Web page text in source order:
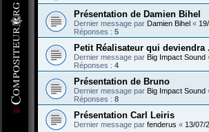
Présentation de Damien Bihel
Dernier message par Damien Bihel «
Réponses : 5
Petit Réalisateur qui deviendra
Dernier message par Big Impact Sound
Réponses : 4
Présentation de Bruno
Dernier message par Big Impact Sound
Réponses : 8
Présentation Carl Leiris
Dernier message par fenderus « 13/07/